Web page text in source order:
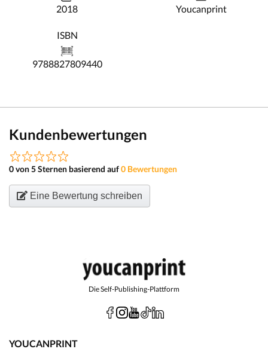
2018 Youcanprint
ISBN
9788827809440
Kundenbewertungen
0 von 5 Sternen basierend auf0 Bewertungen
Eine Bewertung schreiben
Die Self-Publishing-Plattform
YOUCANPRINT